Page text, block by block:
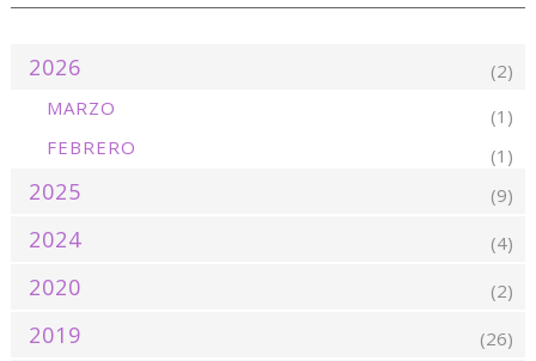
2026
(2)
MARZO
(1)
FEBRERO
(1)
2025 (9)
2024 (4)
2020 (2)
2019 (26)